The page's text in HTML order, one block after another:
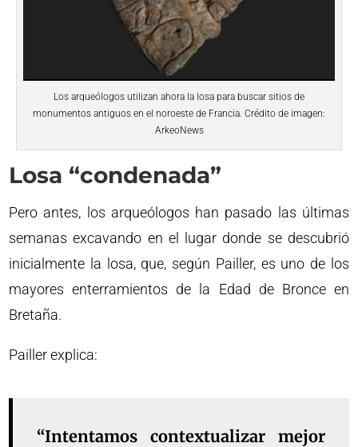
Los arqueólogos utilizan ahora la losa para buscar sitios de
monumentos antiguos en el noroeste de Francia. Crédito de imagen:
ArkeoNews
Losa “condenada”
Pero antes, los arqueólogos han pasado las últimas
semanas excavando en el lugar donde se descubrió
inicialmente la losa, que, según Pailler, es uno de los
mayores enterramientos de la Edad de Bronce en
Bretaña.
Pailler explica:
“Intentamos contextualizar mejor